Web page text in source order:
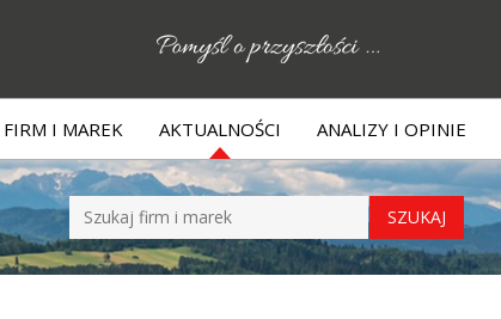
I MAREK AKTUALNOŚCI ANALIZY I OPINIE